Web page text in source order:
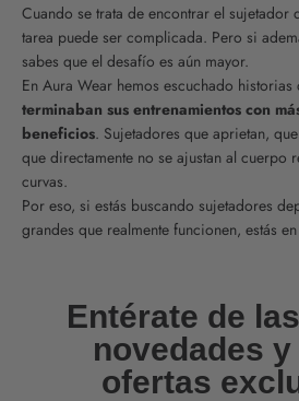
Cuando se trata de encontrar el sujetador
tarea puede ser complicada. Pero si
sabes que el desafío es aún mayor.
En Aura Wear hemos escuchado
terminaban sus entrenamientos con
beneficios. Sujetadores que aprietan,
que directamente no se ajustan al cuerpo
curvas.
Por eso, si estás buscando sujetadores
grandes que realmente funcionen, estás
Entérate de
novedades
ofertas